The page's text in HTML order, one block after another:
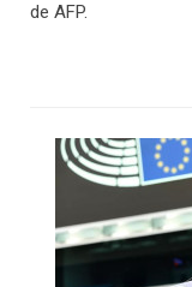
de AFP.